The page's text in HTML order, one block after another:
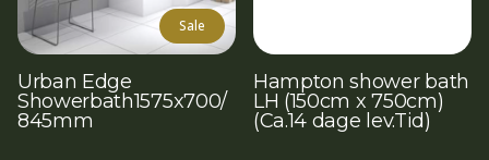
Sale
Urban Edge
Showerbath1575x700/
845mm
Hampton shower bath
LH (150cm x 750cm)
(Ca.14 dage lev.Tid)